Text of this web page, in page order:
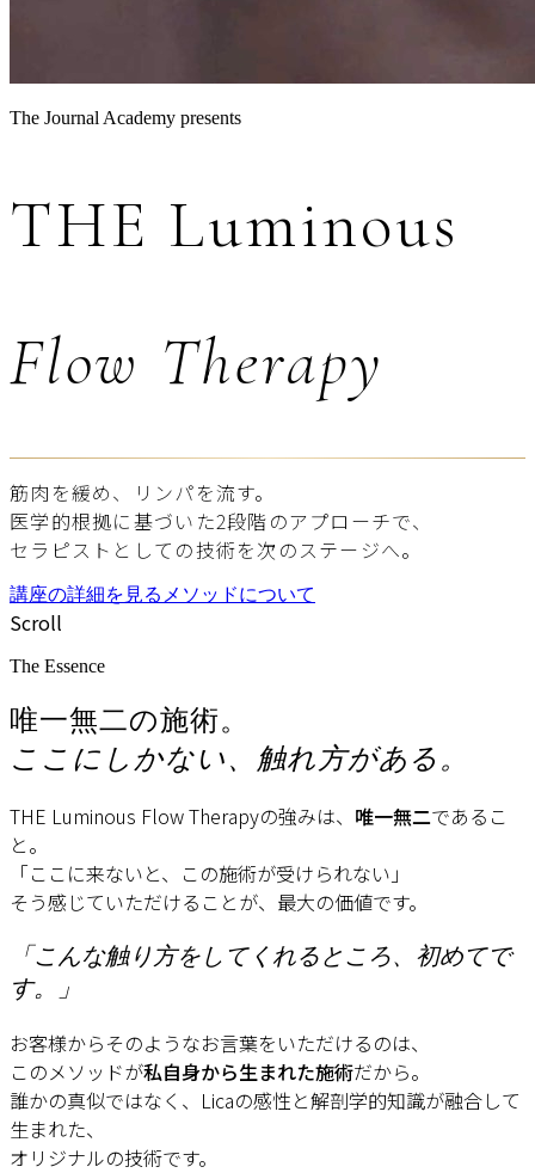
The Journal Academy presents
THE Luminous
Flow Therapy
筋肉を緩め、リンパを流す。
医学的根拠に基づいた2段階のアプローチで、
セラピストとしての技術を次のステージへ。
講座の詳細を見る メソッドについて
Scroll
The Essence
唯一無二の施術。
ここにしかない、触れ方がある。
THE Luminous Flow Therapyの強みは、 唯一無二であるこ
と。
「ここに来ないと、この施術が受けられない」
そう感じていただけることが、最大の価値です。
「こんな触り方をしてくれるところ、初めてで
す。」
お客様からそのようなお言葉をいただけるのは、
このメソッドが私自身から生まれた施術だから。
誰かの真似ではなく、Licaの感性と解剖学的知識が融合して
生まれた、
オリジナルの技術です。